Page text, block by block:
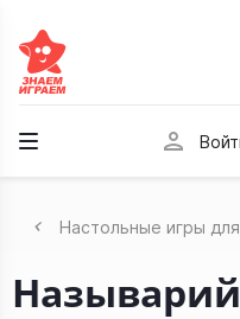
person
Настольные игры
Называрий